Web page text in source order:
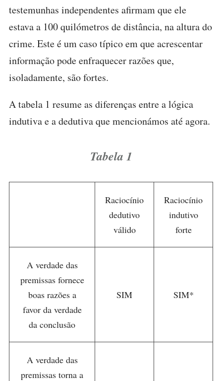
testemunhas independentes afirmam que ele
estava a 100 quilómetros de distância, na altura do
crime. Este é um caso típico em que acrescentar
informação pode enfraquecer razões que,
isoladamente, são fortes.
A tabela 1 resume as diferenças entre a lógica
indutiva e a dedutiva que mencionámos até agora.
Tabela 1
Raciocínio
dedutivo
válido
Raciocínio
indutivo
forte
A verdade das
premissas fornece
boas razões a
favor da verdade
da conclusão
SIM SIM*
A verdade das
premissas torna a